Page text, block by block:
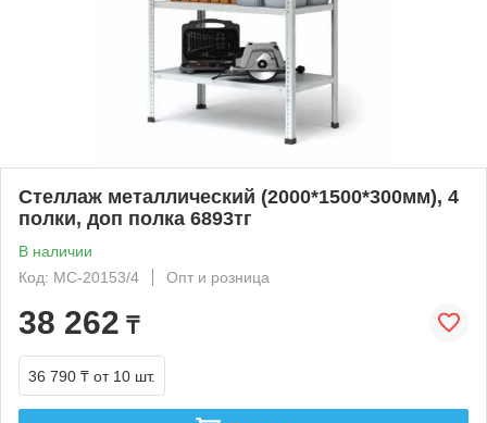
Стеллаж металлический (2000*1500*300мм), 4
полки, доп полка 6893тг
В наличии
Код: МС-20153/4
Опт и розница
38 262 ₸
36 790 ₸ от 10 шт.